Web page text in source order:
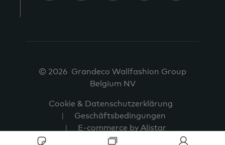
© 2026 Grandeco Wallfashion Group
Belgium NV
Cookie & Datenschutzerklärung
Geschäftsbedingungen
E-commerce by Alistar